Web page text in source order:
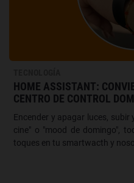
HOME ASSISTANT:
CENTRO DE CONTROL
Encender y apagar luces,
cine" o "mood de domingo",
toques en tu smartwacth y